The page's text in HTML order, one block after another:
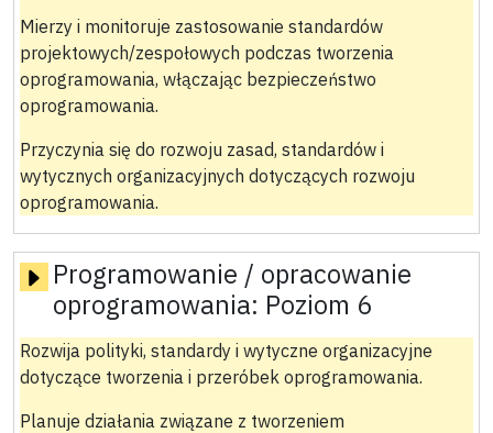
Mierzy i monitoruje zastosowanie standardów
projektowych/zespołowych podczas tworzenia
oprogramowania, włączając bezpieczeństwo
oprogramowania.
Przyczynia się do rozwoju zasad, standardów i
wytycznych organizacyjnych dotyczących rozwoju
oprogramowania.
Programowanie / opracowanie
oprogramowania: Poziom 6
Rozwija polityki, standardy i wytyczne organizacyjne
dotyczące tworzenia i przeróbek oprogramowania.
Planuje działania związane z tworzeniem